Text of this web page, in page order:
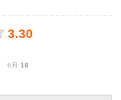
3.30
6月:16